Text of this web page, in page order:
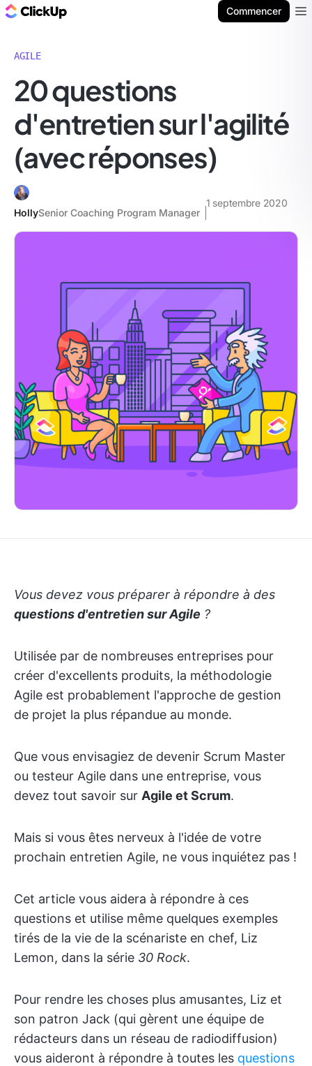
Commencer
AGILE
20 questions
d'entretien sur l'agilité
(avec réponses)
HollySenior Coaching Program Manager
1 septembre 2020
Vous devez vous préparer à répondre à des
questions d'entretien sur Agile ?
Utilisée par de nombreuses entreprises pour
créer d'excellents produits, la méthodologie
Agile est probablement l'approche de gestion
de projet la plus répandue au monde.
Que vous envisagiez de devenir Scrum Master
ou testeur Agile dans une entreprise, vous
devez tout savoir sur Agile et Scrum.
Mais si vous êtes nerveux à l'idée de votre
prochain entretien Agile, ne vous inquiétez pas !
Cet article vous aidera à répondre à ces
questions et utilise même quelques exemples
tirés de la vie de la scénariste en chef, Liz
Lemon, dans la série 30 Rock.
Pour rendre les choses plus amusantes, Liz et
son patron Jack (qui gèrent une équipe de
rédacteurs dans un réseau de radiodiffusion)
vous aideront à répondre à toutes les questions